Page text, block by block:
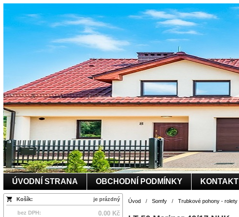
ÚVODNÍ STRANA OBCHODNÍ PODMÍNKY KONTAKT
Košík: je prázdný
bez DPH: 0.00 Kč
Úvod / Somfy / Trubkové pohony - rolety